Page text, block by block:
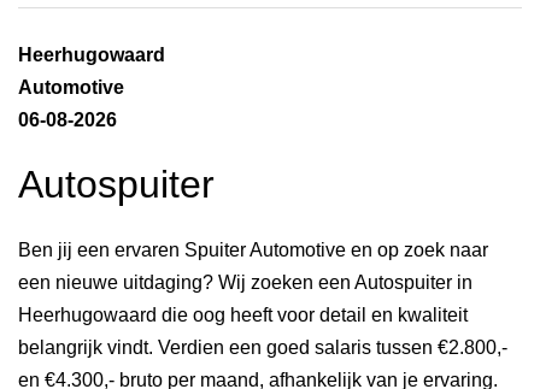
Heerhugowaard
Automotive
06-08-2026
Autospuiter
Ben jij een ervaren Spuiter Automotive en op zoek naar
een nieuwe uitdaging? Wij zoeken een Autospuiter in
Heerhugowaard die oog heeft voor detail en kwaliteit
belangrijk vindt. Verdien een goed salaris tussen €2.800,-
en €4.300,- bruto per maand, afhankelijk van je ervaring.